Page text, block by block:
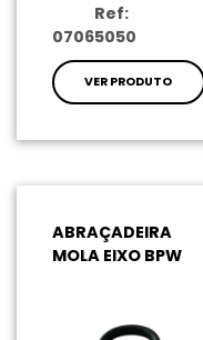
Ref:
07065050
VER PRODUTO
ABRAÇADEIRA
MOLA EIXO BPW